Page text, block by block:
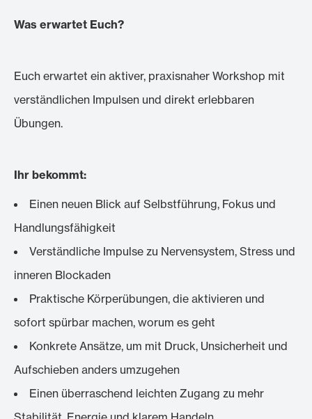
Was erwartet Euch?
Euch erwartet ein aktiver, praxisnaher Workshop mit
verständlichen Impulsen und direkt erlebbaren
Übungen.
Ihr bekommt:
Einen neuen Blick auf Selbstführung, Fokus und
Handlungsfähigkeit
Verständliche Impulse zu Nervensystem, Stress und
inneren Blockaden
Praktische Körperübungen, die aktivieren und
sofort spürbar machen, worum es geht
Konkrete Ansätze, um mit Druck, Unsicherheit und
Aufschieben anders umzugehen
Einen überraschend leichten Zugang zu mehr